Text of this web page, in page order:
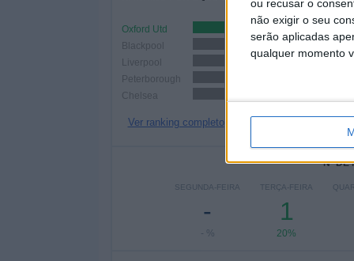
ou recusar o
não exigir o seu
serão aplicadas
qualquer momento
Oxford Utd
Blackpool
Liverpool
1 (20%)
Peterborough
Chelsea
Ver ranking completo
Nº DE
SEGUNDA-FEIRA
-
- %
TERÇA-FEIRA
1
20%